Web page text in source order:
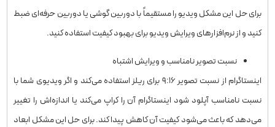
برای حل این مشکل ویدیو را مستقیماً با دوربین گوشی یا دوربین حرفه‌ای ضبط
کنید و از نرم‌افزارهای ویرایش ویدیو برای بهبود کیفیت استفاده کنید.
نسبت تصویر نامناسب و ویرایش اشتباه
اینستاگرام از نسبت تصویر ۹:۱۶ برای ریلز استفاده می‌کند و اگر ویدیوی شما با
نسبت نامناسب آپلود شود اینستاگرام آن را کراپ می‌کند یا اندازه‌اش را تغییر
می‌دهد که باعث می‌شود کیفیت آن کاهش پیدا کند. برای حل این مشکل ابعاد